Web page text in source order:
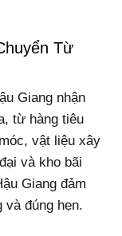
Từ
Giang nhận
từ hàng tiêu
vật liệu xây
và kho bãi
Giang đảm
và đúng hẹn.